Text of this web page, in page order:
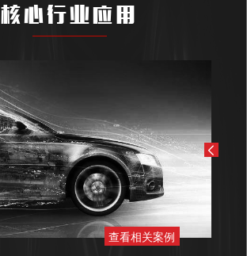
核心行业应用
查看相关案例